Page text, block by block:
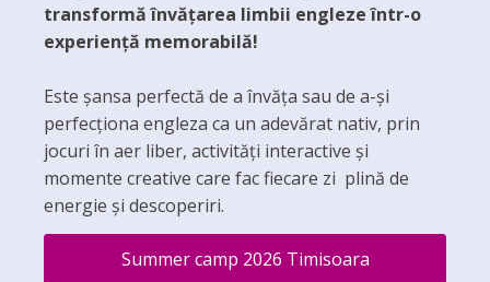
transformă învățarea limbii engleze într-o
experiență memorabilă!
Este șansa perfectă de a învăța sau de a-și
perfecționa engleza ca un adevărat nativ, prin
jocuri în aer liber, activități interactive și
momente creative care fac fiecare zi plină de
energie și descoperiri.
Summer camp 2026 Timisoara